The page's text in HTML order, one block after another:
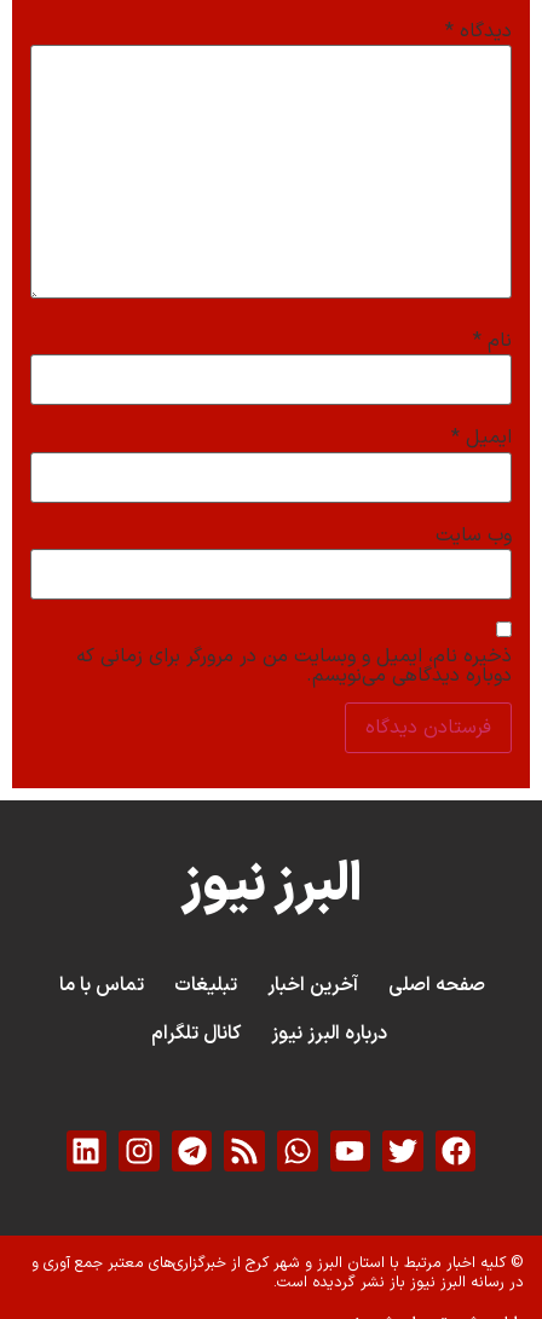
دیدگاه *
نام *
ایمیل *
وب‌ سایت
ذخیره نام، ایمیل و وبسایت من در مرورگر برای زمانی که
دوباره دیدگاهی می‌نویسم.
البرز نیوز
صفحه اصلی آخرین اخبار تبلیغات
تماس با ما
درباره البرز نیوز
کانال تلگرام
© کلیه اخبار مرتبط با استان البرز و شهر کرج از خبرگزاری‌های معتبر جمع آوری و
در رسانه البرز نیوز باز نشر گردیده است.